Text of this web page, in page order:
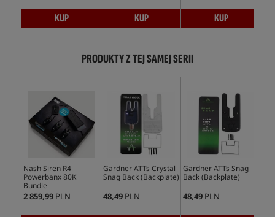
KUP KUP KUP
PRODUKTY Z TEJ SAMEJ SERII
Nash Siren R4
Powerbanx 80K
Bundle
2 859,99 PLN
Gardner ATTs Crystal
Snag Back (Backplate)
48,49 PLN
Gardner ATTs Snag
Back (Backplate)
48,49 PLN